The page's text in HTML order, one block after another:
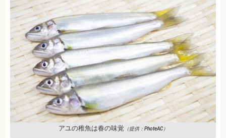
アユの稚魚は春の味覚 （提供：PhoteAC）